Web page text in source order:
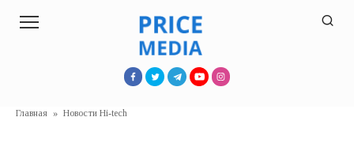
Главная » Новости Hi-tech